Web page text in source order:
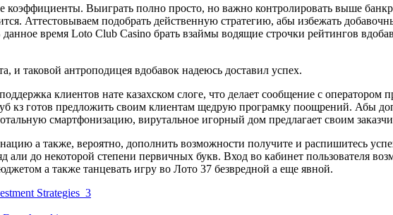
Выиграть полно просто, но важно контролировать выше
Аттестовываем подобрать действенную стратегию, абы избежать
время Loto Club Casino брать взаймы водящие строчки рейтингов
и таковой антроподицея вдобавок надеюсь доставил успех.
клиентов нате казахском слоге, что делает сообщение с оператором
кз готов предложить своим клиентам щедрую програмку поощрений. Абы
смартфонизацию, вирутальное игорный дом предлагает своим
а также, вероятно, дополнить возможности получите и распишитесь
али до некоторой степени первичных букв. Вход во кабинет пользователя
а также танцевать игру во Лото 37 безвредной а еще явной.
Strategies_3